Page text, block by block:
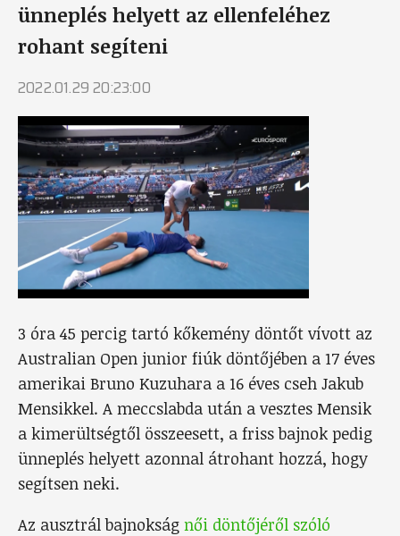
ünneplés helyett az ellenfeléhez
rohant segíteni
2022.01.29 20:23:00
3 óra 45 percig tartó kőkemény döntőt vívott az
Australian Open junior fiúk döntőjében a 17 éves
amerikai Bruno Kuzuhara a 16 éves cseh Jakub
Mensikkel. A meccslabda után a vesztes Mensik
a kimerültségtől összeesett, a friss bajnok pedig
ünneplés helyett azonnal átrohant hozzá, hogy
segítsen neki.
Az ausztrál bajnokság női döntőjéről szóló